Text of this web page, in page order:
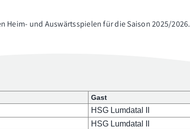
Heim- und Auswärtsspielen für die Saison 2025/2026.
Gast
HSG Lumdatal II
HSG Lumdatal II